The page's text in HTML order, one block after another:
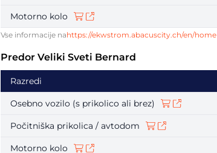
Vse informacije nahttps://ekwstrom.abacuscity.ch/en/home
Motorno kolo
Predor Veliki Sveti Bernard
Razredi
Osebno vozilo (s prikolico ali brez)
Počitniška prikolica / avtodom
Motorno kolo